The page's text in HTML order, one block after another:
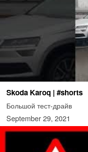
Skoda Karoq | #shorts
Большой тест-драйв
September 29, 2021